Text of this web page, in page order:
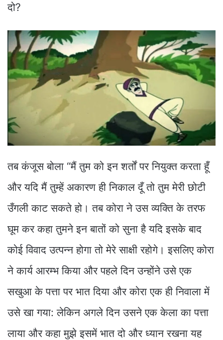
दो?
तब कंजूस बोला “मैं तुम को इन शर्तों पर नियुक्त करता हूँ
और यदि मैं तुम्हें अकारण ही निकाल दूँ तो तुम मेरी छोटी
उँगली काट सकते हो। तब कोरा ने उस व्यक्ति के तरफ
घूम कर कहा तुमने इन बातों को सुना है यदि इसके बाद
कोई विवाद उत्पन्न होगा तो मेरे साक्षी रहोगे। इसलिए कोरा
ने कार्य आरम्भ किया और पहले दिन उन्होंने उसे एक
सखुआ के पत्ता पर भात दिया और कोरा एक ही निवाला में
उसे खा गया: लेकिन अगले दिन उसने एक केला का पत्ता
लाया और कहा मुझे इसमें भात दो और ध्यान रखना यह